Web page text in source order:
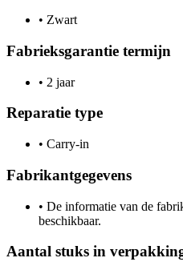
• Zwart
Fabrieksgarantie termijn
• 2 jaar
Reparatie type
• Carry-in
Fabrikantgegevens
• De informatie van de
beschikbaar.
Aantal stuks in